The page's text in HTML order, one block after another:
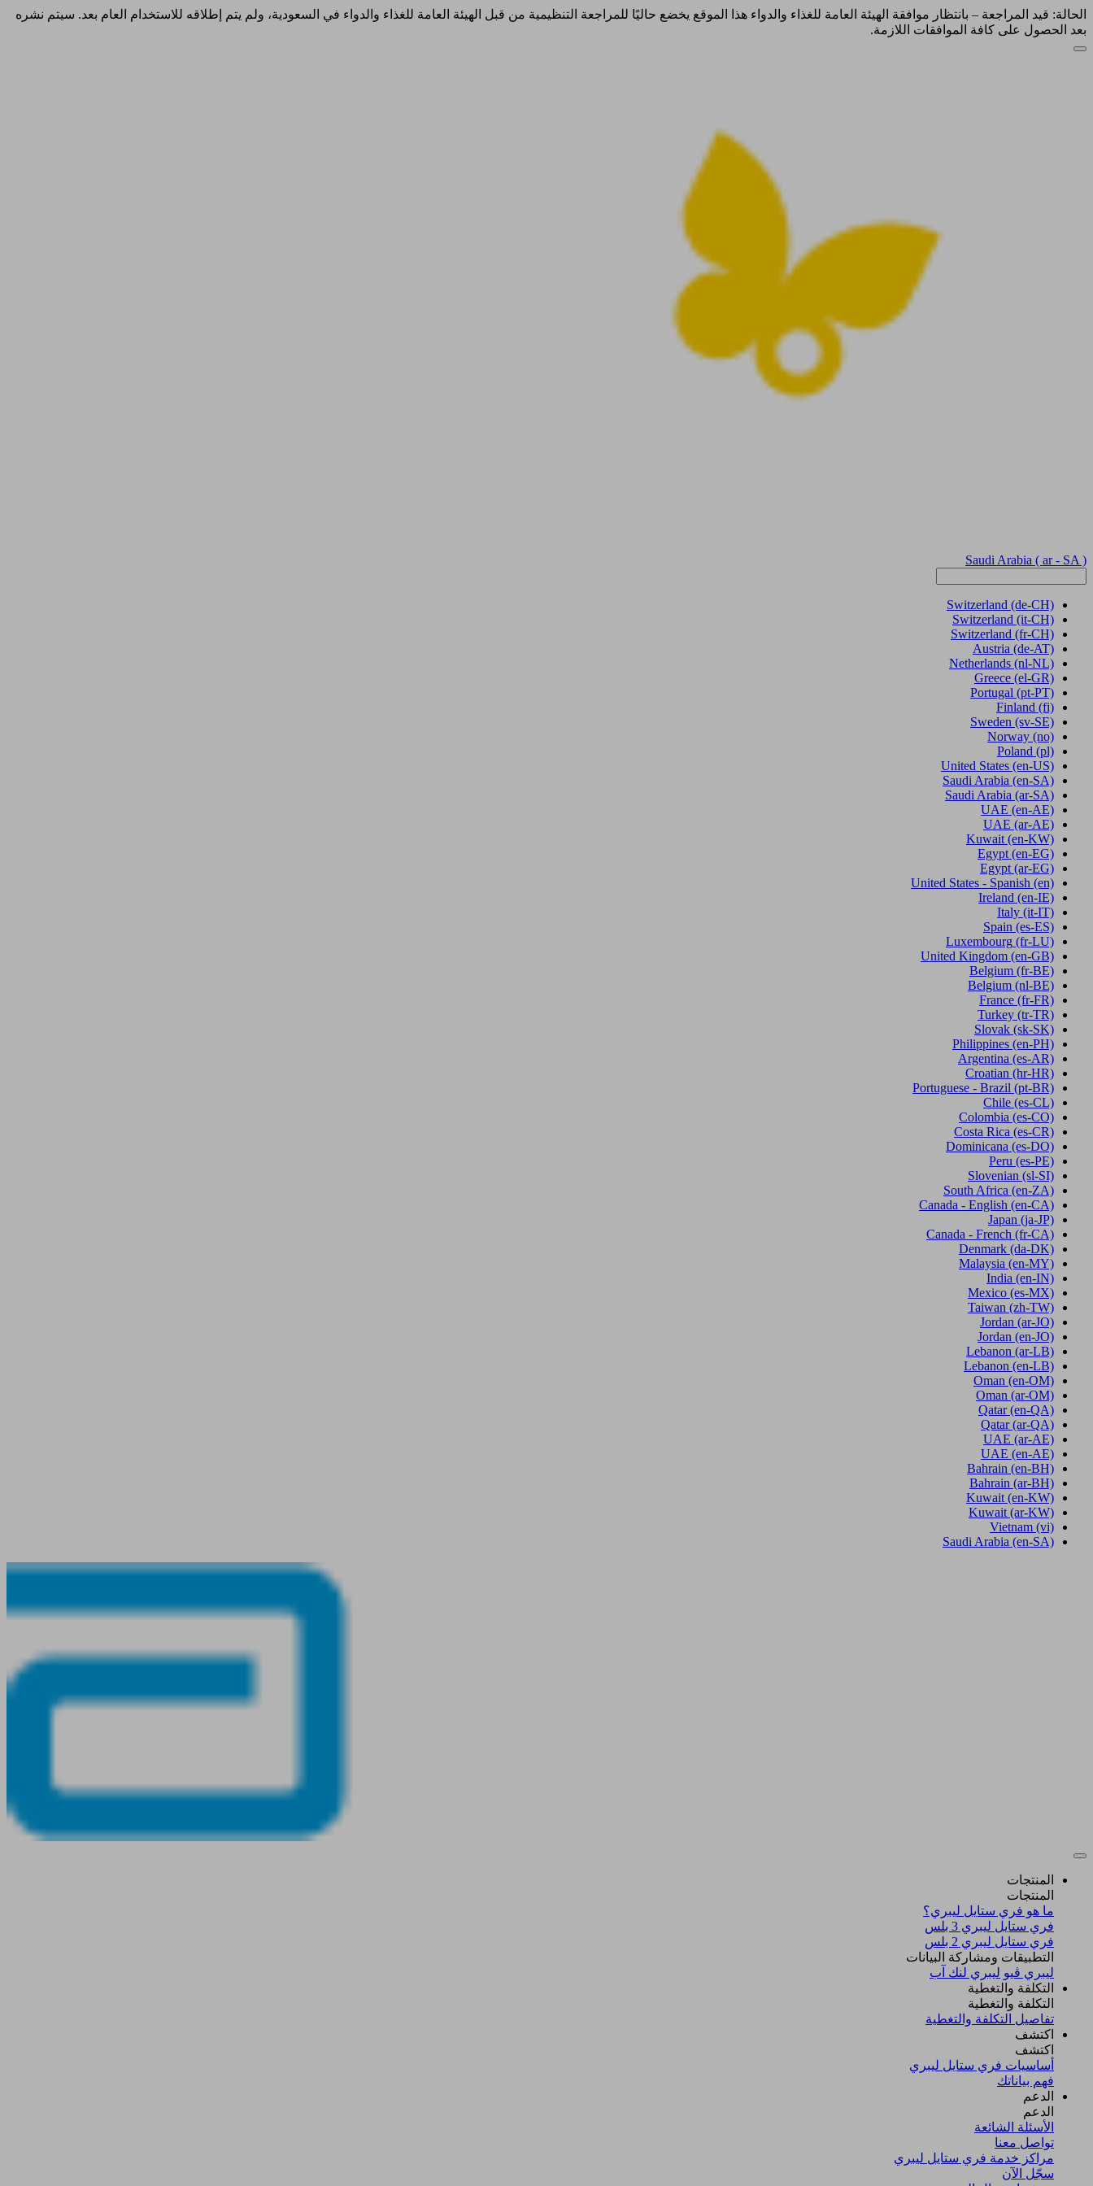
الحالة: قيد المراجعة – بانتظار موافقة الهيئة العامة للغذاء والدواء هذا الموقع يخضع حاليًا للمراجعة التنظيمية من قبل الهيئة العامة للغذاء والدواء في السعودية، ولم يتم إطلاقه للاستخدام العام بعد. سيتم نشره
بعد الحصول على كافة الموافقات اللازمة.
Saudi Arabia ( ar - SA )
Switzerland (de-CH)
Switzerland (it-CH)
Switzerland (fr-CH)
Austria (de-AT)
Netherlands (nl-NL)
Greece (el-GR)
Portugal (pt-PT)
Finland (fi)
Sweden (sv-SE)
Norway (no)
Poland (pl)
United States (en-US)
Saudi Arabia (en-SA)
Saudi Arabia (ar-SA)
UAE (en-AE)
UAE (ar-AE)
Kuwait (en-KW)
Egypt (en-EG)
Egypt (ar-EG)
United States - Spanish (en)
Ireland (en-IE)
Italy (it-IT)
Spain (es-ES)
Luxembourg (fr-LU)
United Kingdom (en-GB)
Belgium (fr-BE)
Belgium (nl-BE)
France (fr-FR)
Turkey (tr-TR)
Slovak (sk-SK)
Philippines (en-PH)
Argentina (es-AR)
Croatian (hr-HR)
Portuguese - Brazil (pt-BR)
Chile (es-CL)
Colombia (es-CO)
Costa Rica (es-CR)
Dominicana (es-DO)
Peru (es-PE)
Slovenian (sl-SI)
South Africa (en-ZA)
Canada - English (en-CA)
Japan (ja-JP)
Canada - French (fr-CA)
Denmark (da-DK)
Malaysia (en-MY)
India (en-IN)
Mexico (es-MX)
Taiwan (zh-TW)
Jordan (ar-JO)
Jordan (en-JO)
Lebanon (ar-LB)
Lebanon (en-LB)
Oman (en-OM)
Oman (ar-OM)
Qatar (en-QA)
Qatar (ar-QA)
UAE (ar-AE)
UAE (en-AE)
Bahrain (en-BH)
Bahrain (ar-BH)
Kuwait (en-KW)
Kuwait (ar-KW)
Vietnam (vi)
Saudi Arabia (en-SA)
المنتجات
المنتجات
ما هو فري ستايل ليبري؟
فري ستايل ليبري 3 بلس​
فري ستايل ليبري 2 بلس​
التطبيقات ومشاركة البيانات
ليبري ڤيو ليبري لنك آب
التكلفة والتغطية
التكلفة والتغطية
تفاصيل التكلفة والتغطية
اكتشف​
اكتشف​
أساسيات فري ستايل ليبري
فهم بياناتك
الدعم
الدعم
الأسئلة الشائعة
تواصل معنا
مراكز خدمة فري ستايل ليبري
سجّل الآن​